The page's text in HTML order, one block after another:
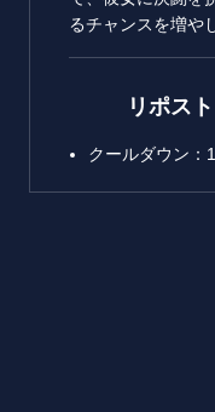
るチャンスを増や
リポスト
クールダウン